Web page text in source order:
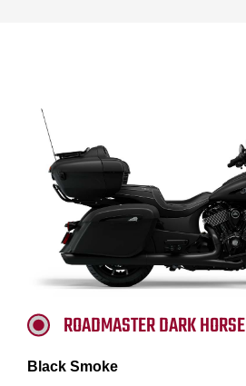
ROADMASTER DARK HORSE
Black Smoke